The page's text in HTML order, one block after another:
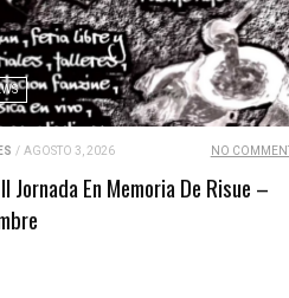
/ AGOSTO 3, 2026 NO COMMENT
Jornada En Memoria De Risue –